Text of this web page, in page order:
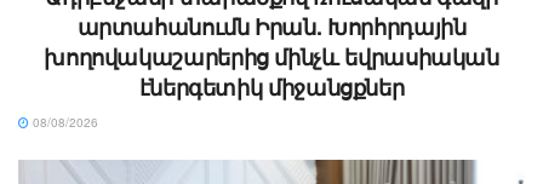
արտահանումն Իրան. Խորհրդային
խողովակաշարերից մինչև եվրասիական
էներգետիկ միջանցքներ
08/08/2026